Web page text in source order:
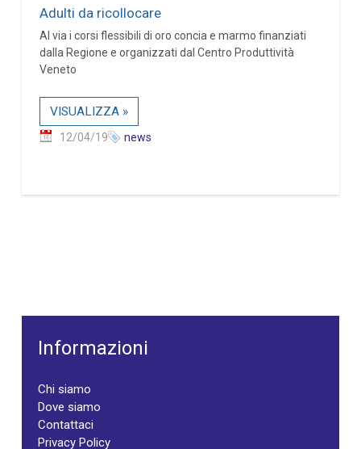
Adulti da ricollocare
Al via i corsi flessibili di oro concia e marmo finanziati
dalla Regione e organizzati dal Centro Produttività
Veneto
VISUALIZZA »
12/04/19 news
Informazioni
Chi siamo
Dove siamo
Contattaci
Privacy Policy